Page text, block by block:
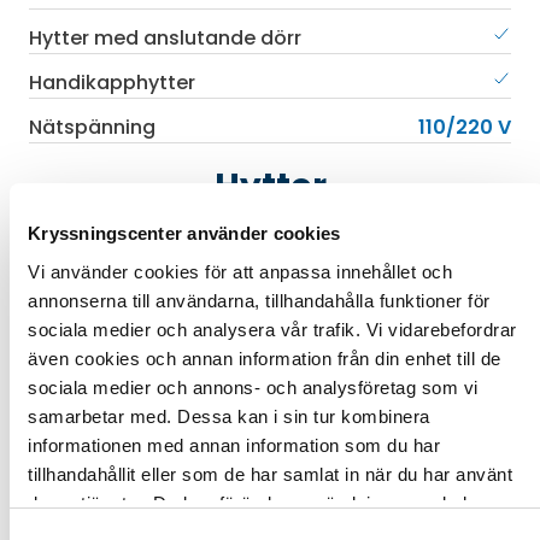
Kryssningscenter använder cookies
Vi använder cookies för att anpassa innehållet och
annonserna till användarna, tillhandahålla funktioner för
sociala medier och analysera vår trafik. Vi vidarebefordrar
även cookies och annan information från din enhet till de
sociala medier och annons- och analysföretag som vi
samarbetar med. Dessa kan i sin tur kombinera
informationen med annan information som du har
tillhandahållit eller som de har samlat in när du har använt
deras tjänster. Du kan förändra användningen av kakor
Hytter med anslutande dörr
Handikapphytter
Nätspänning
110/220 V
Hytter
Insideshytt Utsideshytt Hytt med balkong